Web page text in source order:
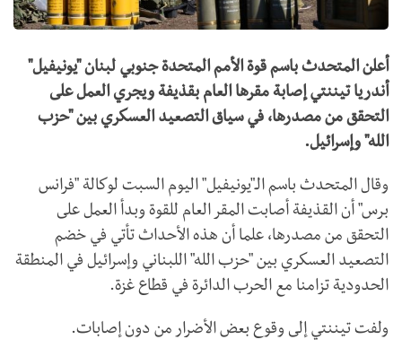
أعلن المتحدث باسم قوة الأمم المتحدة جنوبي لبنان "يونيفيل"
أندريا تيننتي إصابة مقرها العام بقذيفة ويجري العمل على
التحقق من مصدرها، في سياق التصعيد العسكري بين "حزب
الله" وإسرائيل.
وقال المتحدث باسم الـ"يونيفيل" اليوم السبت لوكالة "فرانس
برس" أن القذيفة أصابت المقر العام للقوة وبدأ العمل على
التحقق من مصدرها، علما أن هذه الأحداث تأتي في خضم
التصعيد العسكري بين "حزب الله" اللبناني وإسرائيل في المنطقة
الحدودية تزامنا مع الحرب الدائرة في قطاع غزة.
ولفت تيننتي إلى وقوع بعض الأضرار من دون إصابات.